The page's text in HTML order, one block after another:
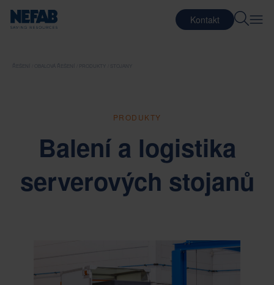
Kontakt
OBALOVÁ ŘEŠENÍ STOJANY
PRODUKTY
Balení a logistika
serverových stojanů